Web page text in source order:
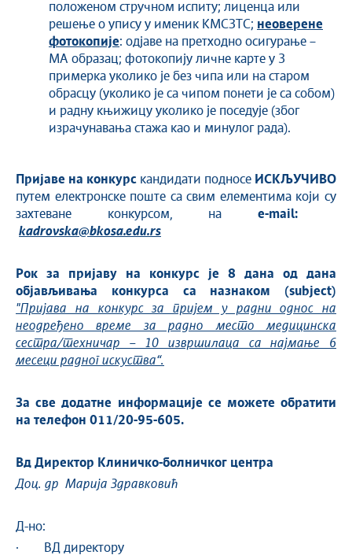
положеном стручном испиту; лиценца или
решење о упису у именик КМСЗТС; неоверене
фотокопије: одјаве на претходно осигурање –
МА образац; фотокопију личне карте у 3
примерка уколико је без чипа или на старом
обрасцу (уколико је са чипом понети је са собом)
и радну књижицу уколико је поседује (због
израчунавања стажа као и минулог рада).
Пријаве на конкурс кандидати подносе ИСКЉУЧИВО
путем електронске поште са свим елементима који су
захтеване конкурсом, на e-mail:
kadrovska@bkosa.edu.rs
Рок за пријаву на конкурс је 8 дана од дана
објављивања конкурса са назнаком (subject)
"Пријава на конкурс за пријем у радни однос на
неодређено време за радно место медицинска
сестра/техничар – 10 извршилаца са најмање 6
месеци радног искуства“.
За сведодатне информације се можете обратити
на телефон 011/20-95-605.
Вд Директор Клиничко-болничког центра
Доц. др Марија Здравковић
Д-но:
· ВД директору